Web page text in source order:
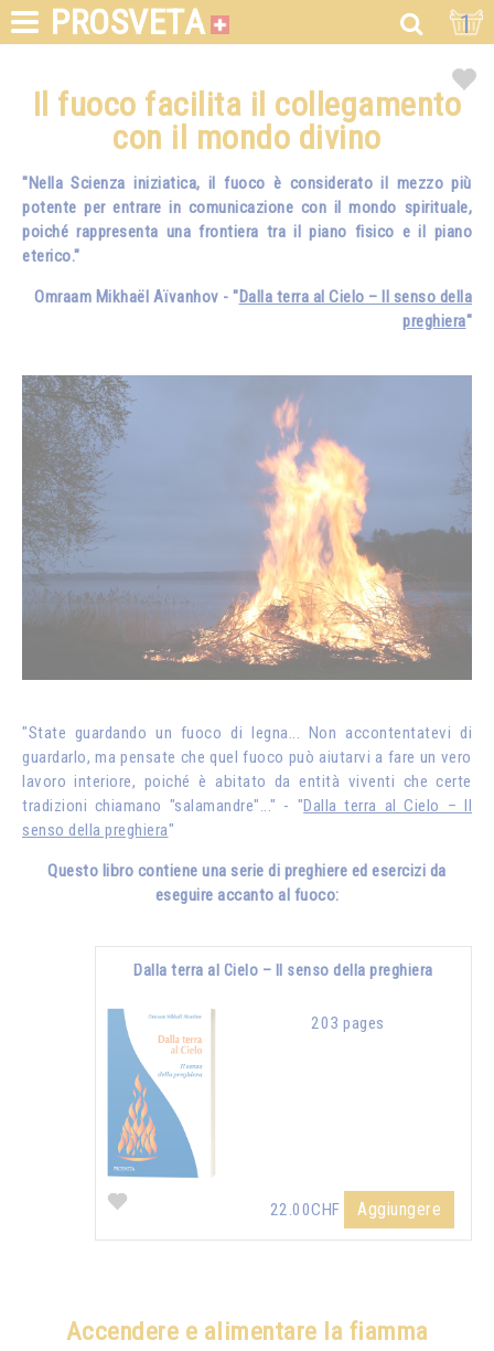
PROSVETA 1
Il fuoco facilita il collegamento
con il mondo divino
"Nella Scienza iniziatica, il fuoco è considerato il mezzo più
potente per entrare in comunicazione con il mondo spirituale,
poiché rappresenta una frontiera tra il piano fisico e il piano
eterico."
Omraam Mikhaël Aïvanhov - "Dalla terra al Cielo – Il senso della
preghiera"
"State guardando un fuoco di legna... Non accontentatevi di
guardarlo, ma pensate che quel fuoco può aiutarvi a fare un vero
lavoro interiore, poiché è abitato da entità viventi che certe
tradizioni chiamano "salamandre"..." - "Dalla terra al Cielo – Il
senso della preghiera"
Questo libro contiene una serie di preghiere ed esercizi da
eseguire accanto al fuoco:
Dalla terra al Cielo – Il senso della preghiera
203 pages
22.00CHF Aggiungere
Accendere e alimentare la fiamma